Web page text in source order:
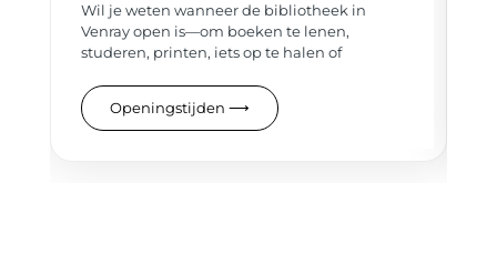
Wil je weten wanneer de bibliotheek in
Venray open is—om boeken te lenen,
studeren, printen, iets op te halen of
Openingstijden ⟶